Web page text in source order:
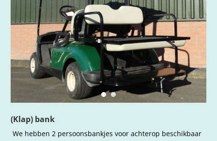
(Klap) bank
We hebben 2 persoonsbankjes voor achterop beschikbaar